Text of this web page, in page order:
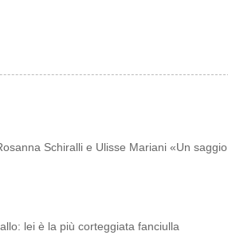
Schiralli e Ulisse Mariani «Un saggio
lei è la più corteggiata fanciulla